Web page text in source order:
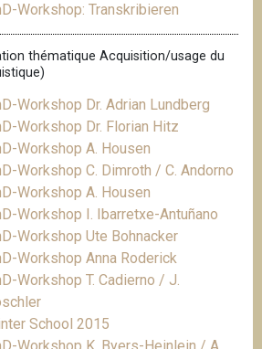
Workshop: Transkribieren
thématique Acquisition/usage du
Workshop Dr. Adrian Lundberg
Workshop Dr. Florian Hitz
Workshop A. Housen
Workshop C. Dimroth / C. Andorno
Workshop A. Housen
Workshop I. Ibarretxe-Antuñano
Workshop Ute Bohnacker
Workshop Anna Roderick
Workshop T. Cadierno / J.
School 2015